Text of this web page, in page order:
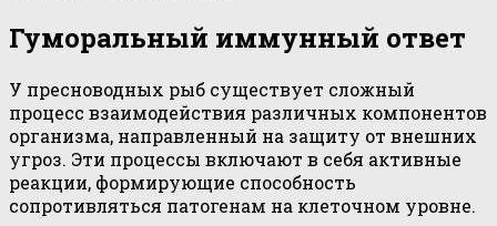
Гуморальный иммунный ответ
У пресноводных рыб существует сложный
процесс взаимодействия различных компонентов
организма, направленный на защиту от внешних
угроз. Эти процессы включают в себя активные
реакции, формирующие способность
сопротивляться патогенам на клеточном уровне.